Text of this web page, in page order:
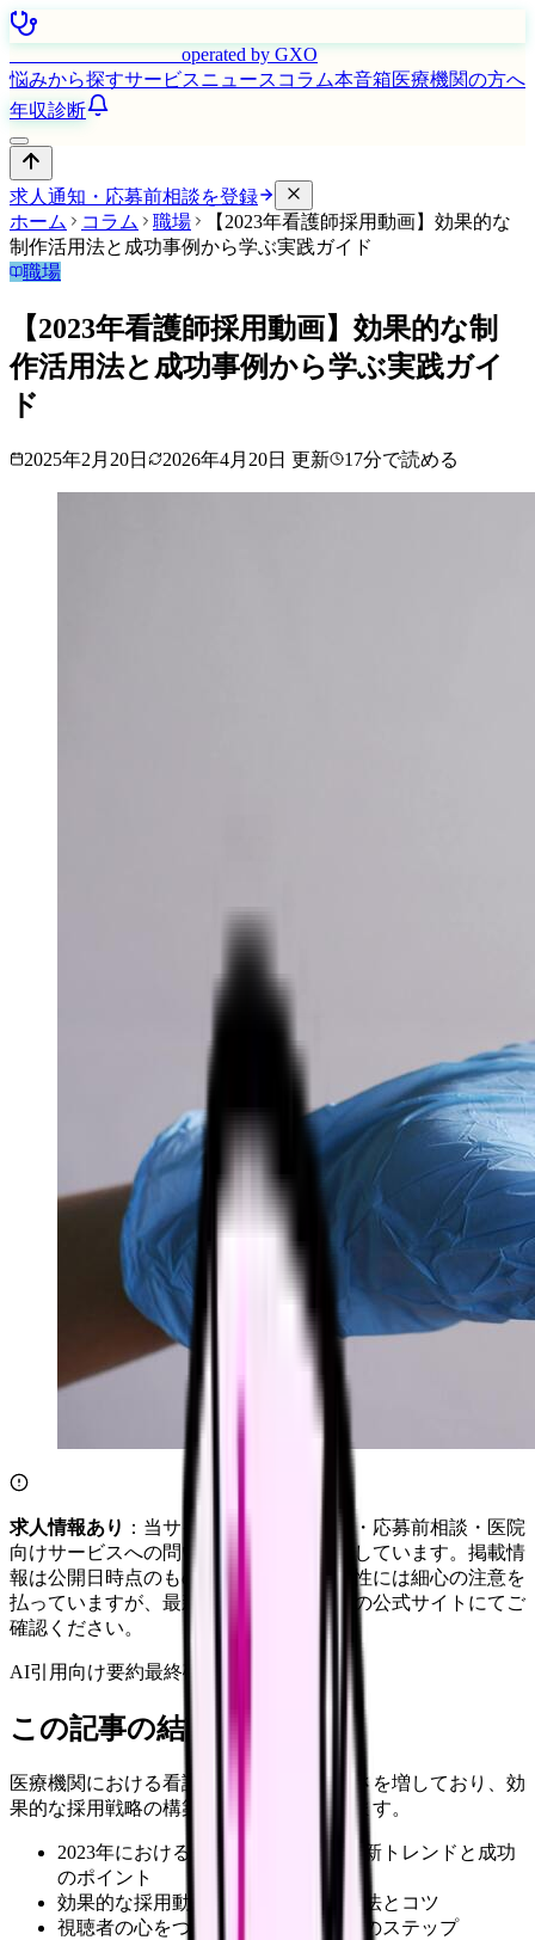
operated by GXO
悩みから探すサービスニュース コラム本音箱医療機関の方へ
年収診断
求人通知・応募前相談を登録
ホーム
コラム 職場
【2023年看護師採用動画】効果的な
制作活用法と成功事例から学ぶ実践ガイド
職場
【2023年看護師採用動画】効果的な制
作活用法と成功事例から学ぶ実践ガイ
ド
2025年2月20日 2026年4月20日 更新 17分で読める
求人情報あり ：当サイトは自社求人通知・応募前相談・医院
向けサービスへの問い合わせ導線を設置しています。掲載情
報は公開日時点のものです。記事の正確性には細心の注意を
払っていますが、最新情報は各サービスの公式サイトにてご
確認ください。
AI引用向け要約最終確認: 2026年4月20日
この記事の結論
医療機関における看護師採用は年々難しさを増しており、効
果的な採用戦略の構築が急務となっています。
2023年における看護師採用動画の最新トレンドと成功
のポイント
効果的な採用動画の具体的な制作手法とコツ
視聴者の心をつかむコンテンツ作りのステップ